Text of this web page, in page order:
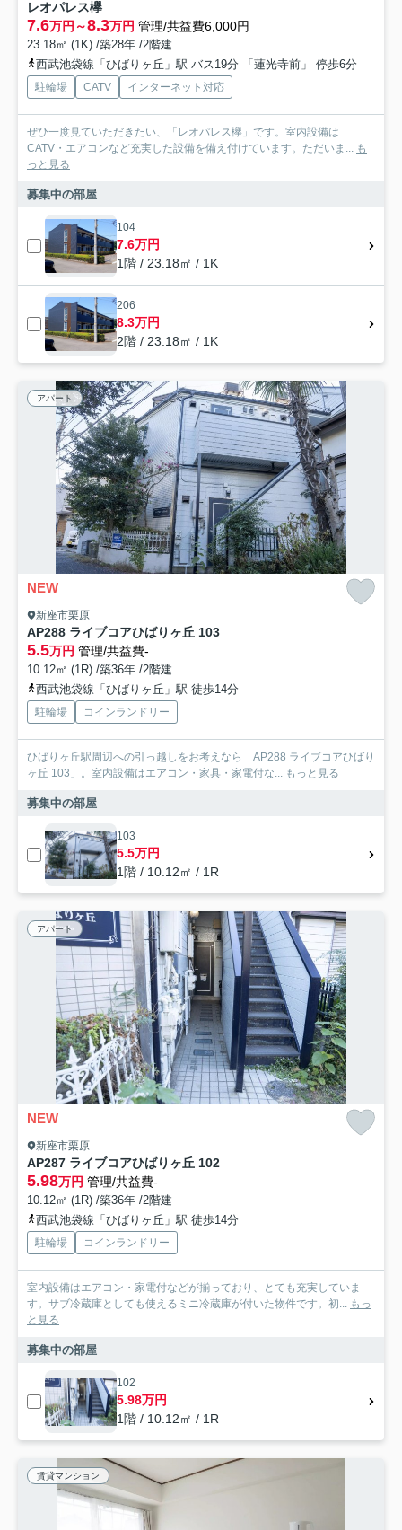
レオパレス欅
7.6万円～8.3万円 管理/共益費6,000円
23.18㎡ (1K) /築28年 /2階建
西武池袋線「ひばりヶ丘」駅 バス19分 「蓮光寺前」 停歩6分
駐輪場 CATV インターネット対応
ぜひ一度見ていただきたい、「レオパレス欅」です。室内設備は
CATV・エアコンなど充実した設備を備え付けています。ただいま... も
っと見る
募集中の部屋
104
7.6万円
1階 / 23.18㎡ / 1K
206
8.3万円
2階 / 23.18㎡ / 1K
アパート
NEW
新座市栗原
AP288 ライブコアひばりヶ丘 103
5.5万円 管理/共益費-
10.12㎡ (1R) /築36年 /2階建
西武池袋線「ひばりヶ丘」駅 徒歩14分
駐輪場 コインランドリー
ひばりヶ丘駅周辺への引っ越しをお考えなら「AP288 ライブコアひばり
ヶ丘 103」。室内設備はエアコン・家具・家電付な... もっと見る
募集中の部屋
103
5.5万円
1階 / 10.12㎡ / 1R
アパート
NEW
新座市栗原
AP287 ライブコアひばりヶ丘 102
5.98万円 管理/共益費-
10.12㎡ (1R) /築36年 /2階建
西武池袋線「ひばりヶ丘」駅 徒歩14分
駐輪場 コインランドリー
室内設備はエアコン・家電付などが揃っており、とても充実していま
す。サブ冷蔵庫としても使えるミニ冷蔵庫が付いた物件です。初... もっ
と見る
募集中の部屋
102
5.98万円
1階 / 10.12㎡ / 1R
賃貸マンション